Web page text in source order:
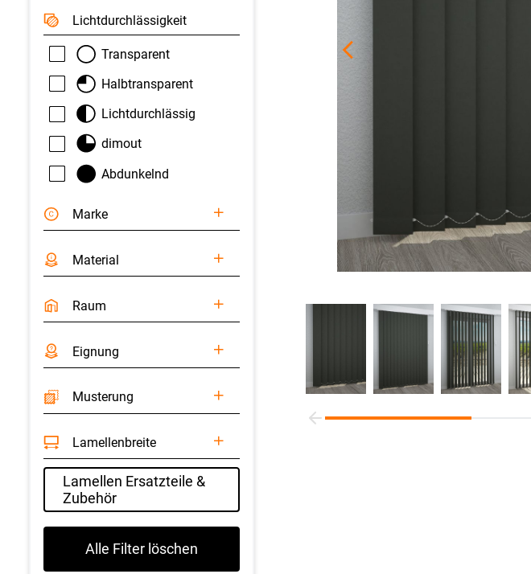
Licht­durchlässigkeit
Transparent
Halbtransparent
Lichtdurchlässig
dimout
Abdunkelnd
Marke
Material
Raum
Eignung
Musterung
Lamellenbreite
Lamellen Ersatzteile &
Zubehör
Alle Filter löschen